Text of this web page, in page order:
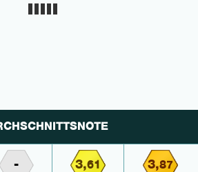
- 3,61 3,87